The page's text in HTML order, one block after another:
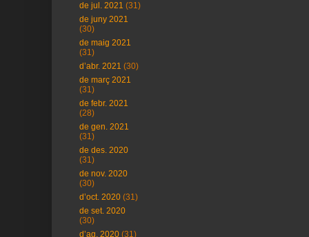
de jul. 2021 (31)
de juny 2021
(30)
de maig 2021
(31)
d’abr. 2021 (30)
de març 2021
(31)
de febr. 2021
(28)
de gen. 2021
(31)
de des. 2020
(31)
de nov. 2020
(30)
d’oct. 2020 (31)
de set. 2020
(30)
d’ag. 2020 (31)